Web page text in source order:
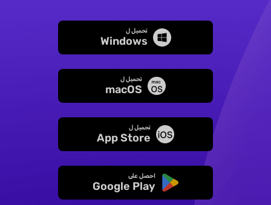
تحميل ل
Windows
تحميل ل
macOS
تحميل ل
App Store
احصل على
Google Play